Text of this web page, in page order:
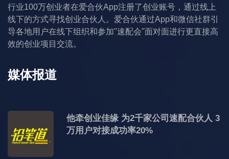
行业100万创业者在爱合伙App注册了创业账号，通过线上
线下的方式寻找创业合伙人。爱合伙通过App和微信社群引
导各地用户在线下组织和参加"速配会"面对面进行更直接高
效的创业项目交流。
媒体报道
他牵创业佳缘 为2千家公司速配合伙人 3
万用户对接成功率20%